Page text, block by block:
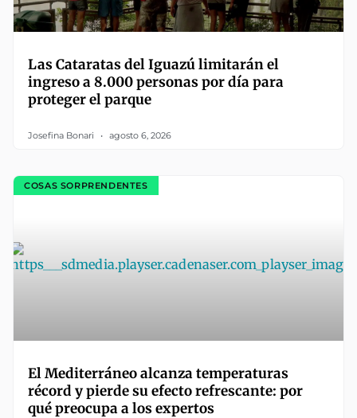
Las Cataratas del Iguazú limitarán el
ingreso a 8.000 personas por día para
proteger el parque
Josefina Bonari agosto 6, 2026
COSAS SORPRENDENTES
El Mediterráneo alcanza temperaturas
récord y pierde su efecto refrescante: por
qué preocupa a los expertos